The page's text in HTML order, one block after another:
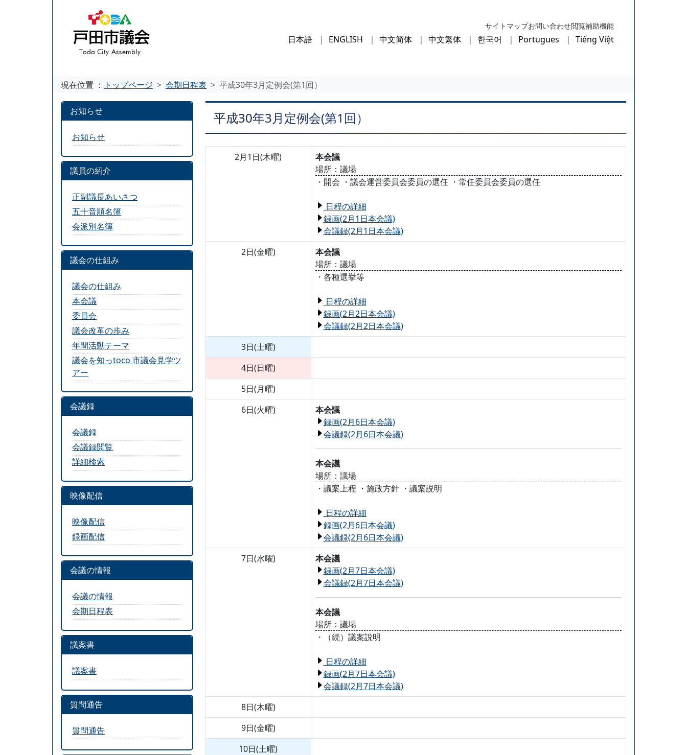
サイトマップお問い合わせ閲覧補助機能
日本語 ENGLISH 中文简体 中文繁体 한국어 Portugues Tiếng Việt
現在位置 ： トップページ 会期日程表 平成30年3月定例会(第1回）
平成30年3月定例会(第1回）
2月1日(木曜)
本会議
場所：議場
・開会 ・議会運営委員会委員の選任 ・常任委員会委員の選任
日程の詳細
録画(2月1日本会議)
会議録(2月1日本会議)
2日(金曜)
本会議
場所：議場
・各種選挙等
日程の詳細
録画(2月2日本会議)
会議録(2月2日本会議)
3日(土曜)
4日(日曜)
5日(月曜)
6日(火曜)
本会議
録画(2月6日本会議)
会議録(2月6日本会議)
本会議
場所：議場
・議案上程 ・施政方針 ・議案説明
日程の詳細
録画(2月6日本会議)
会議録(2月6日本会議)
7日(水曜)
本会議
録画(2月7日本会議)
会議録(2月7日本会議)
本会議
場所：議場
・（続）議案説明
日程の詳細
録画(2月7日本会議)
会議録(2月7日本会議)
8日(木曜)
9日(金曜)
10日(土曜)
お知らせ
お知らせ
議員の紹介
正副議長あいさつ
五十音順名簿
会派別名簿
議会の仕組み
議会の仕組み
本会議
委員会
議会改革の歩み
年間活動テーマ
議会を知っtoco 市議会見学ツ
アー
会議録
会議録
会議録閲覧
詳細検索
映像配信
映像配信
録画配信
会議の情報
会議の情報
会期日程表
議案書
議案書
質問通告
質問通告